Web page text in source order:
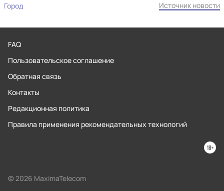
Город Источник новости
FAQ
Пользовательское соглашение
Обратная связь
Контакты
Редакционная политика
Правила применения рекомендательных технологий
© 2026 MaximaTelecom